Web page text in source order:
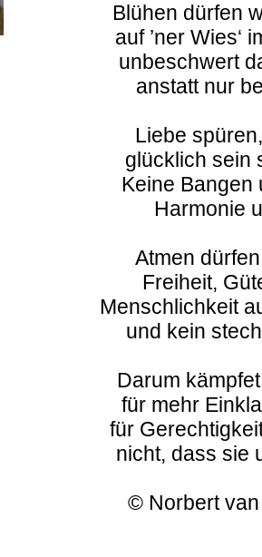
Blühen dürfen
auf ’ner Wies‘
unbeschwert
anstatt nur
Liebe
glücklich sein
Keine Bangen
Harmonie
Atmen
Freiheit,
Menschlichkeit
und kein
Darum
für mehr
für
nicht, dass sie
© Norbert